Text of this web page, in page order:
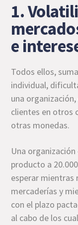
1.
e
Todos ellos,
individual,
una
clientes en otros
otras monedas.
Una
producto a
esperar mientras
mercaderías y
con el plazo
al cabo de los